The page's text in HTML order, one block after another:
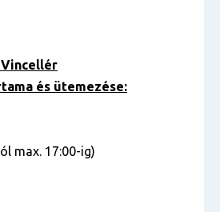
Vincellér
és ütemezése:
max. 17:00-ig)